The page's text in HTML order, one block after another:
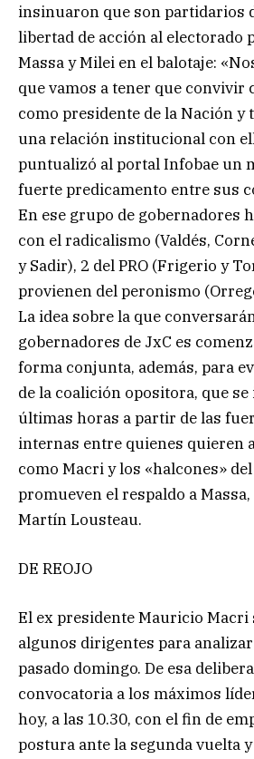
insinuaron que son partidarios
libertad de acción al electorado
Massa y Milei en el balotaje:
que vamos a tener que convivir
como presidente de la Nación y
una relación institucional con
puntualizó al portal Infobae un
fuerte predicamento entre sus
En ese grupo de gobernadores
con el radicalismo (Valdés,
y Sadir), 2 del PRO (Frigerio y
provienen del peronismo
La idea sobre la que
gobernadores de JxC es
forma conjunta, además, para
de la coalición opositora, que
últimas horas a partir de las
internas entre quienes quieren
como Macri y los «halcones» del
promueven el respaldo a
Martín Lousteau.
DE REOJO
El ex presidente Mauricio Macri
algunos dirigentes para
pasado domingo. De esa
convocatoria a los máximos
hoy, a las 10.30, con el fin de
postura ante la segunda vuelta